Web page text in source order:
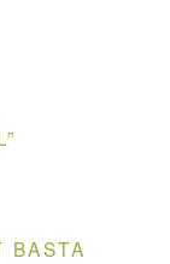
BASTA